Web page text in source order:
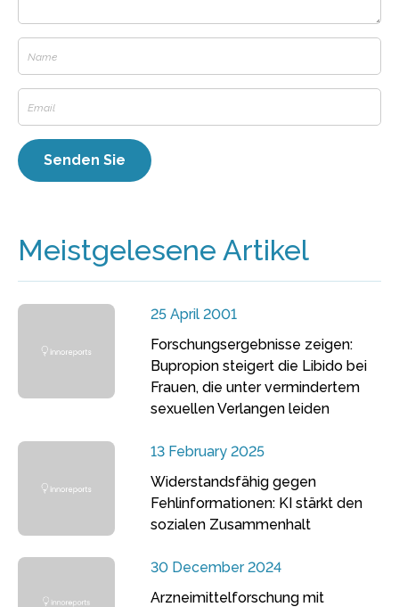
Meistgelesene Artikel
25 April 2001
Forschungsergebnisse zeigen:
Bupropion steigert die Libido bei
Frauen, die unter vermindertem
sexuellen Verlangen leiden
13 February 2025
Widerstandsfähig gegen
Fehlinformationen: KI stärkt den
sozialen Zusammenhalt
30 December 2024
Arzneimittelforschung mit